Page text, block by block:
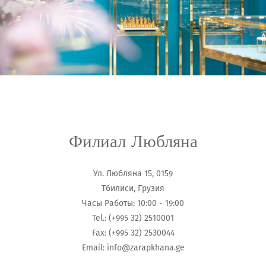
Филиал Любляна
Ул. Любляна 15, 0159
Тбилиси, Грузия
Часы Работы: 10:00 - 19:00
Tel.: (+995 32) 2510001
Fax: (+995 32) 2530044
Email: info@zarapkhana.ge